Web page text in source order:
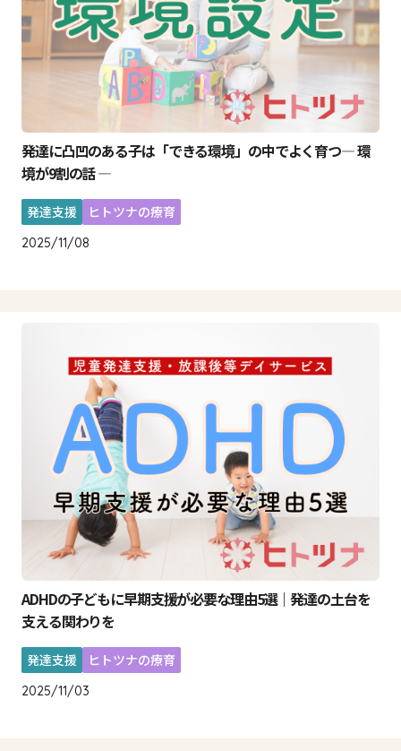
発達に凸凹のある子は「できる環境」の中でよく育つ― 環
境が9割の話 ―
発達支援 ヒトツナの療育
2025/11/08
ADHDの子どもに早期支援が必要な理由5選｜発達の土台を
支える関わりを
発達支援 ヒトツナの療育
2025/11/03